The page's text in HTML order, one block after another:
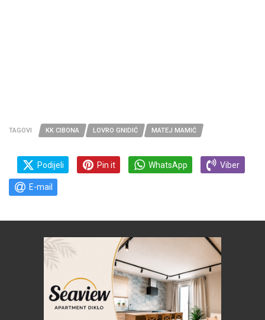
TAGOVI KK CIBONA LOVRO GNIDIĆ MATEJ MAMIĆ
Podijeli Pin it WhatsApp Viber
E-mail